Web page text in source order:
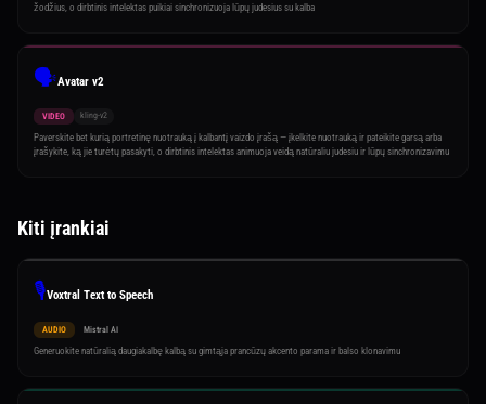
žodžius, o dirbtinis intelektas puikiai sinchronizuoja lūpų judesius su kalba
🗣️Avatar v2
VIDEO kling-v2
Paverskite bet kurią portretinę nuotrauką į kalbantį vaizdo įrašą — įkelkite nuotrauką ir pateikite garsą arba
įrašykite, ką jie turėtų pasakyti, o dirbtinis intelektas animuoja veidą natūraliu judesiu ir lūpų sinchronizavimu
Kiti įrankiai
🎙️Voxtral Text to Speech
AUDIO Mistral AI
Generuokite natūralią daugiakalbę kalbą su gimtąja prancūzų akcento parama ir balso klonavimu